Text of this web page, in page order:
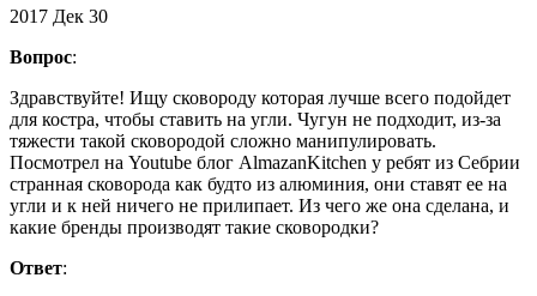
2017 Дек 30
Вопрос:
Здравствуйте! Ищу сковороду которая лучше всего подойдет
для костра, чтобы ставить на угли. Чугун не подходит, из-за
тяжести такой сковородой сложно манипулировать.
Посмотрел на Youtube блог AlmazanKitchen у ребят из Cебрии
странная сковорода как будто из алюминия, они ставят ее на
угли и к ней ничего не прилипает. Из чего же она сделана, и
какие бренды производят такие сковородки?
Ответ: